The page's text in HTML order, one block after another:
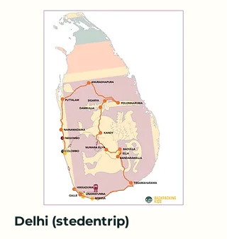
Delhi (stedentrip)